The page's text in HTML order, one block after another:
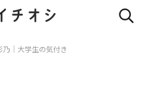
乃｜大学生の気付き